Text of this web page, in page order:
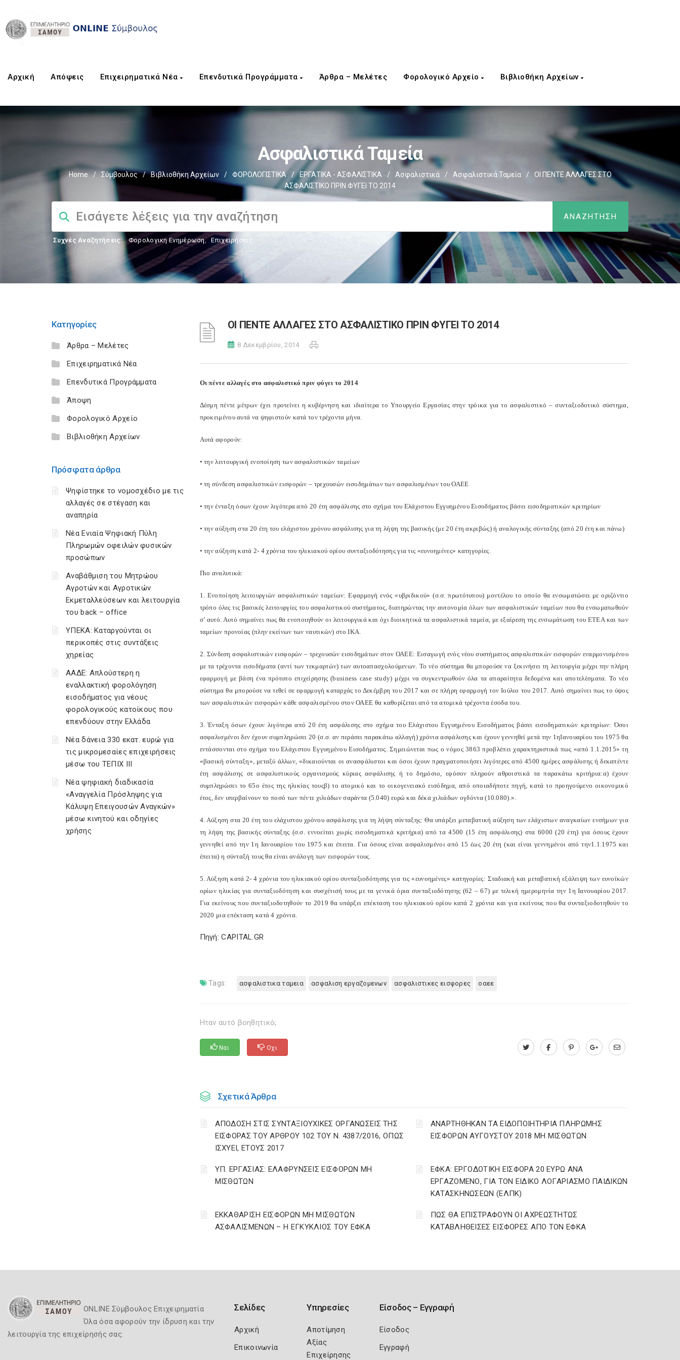
Αρχική Aπόψεις Επιχειρηματικά Νέα Επενδυτικά Προγράμματα Άρθρα – Μελέτες Φορολογικό Αρχείο Βιβλιοθήκη Αρχείων
Ασφαλιστικά Ταμεία
Home / Σύμβουλος / Βιβλιοθήκη Αρχείων / ΦΟΡΟΛΟΓΙΣΤΙΚΑ / ΕΡΓΑΤΙΚΑ - ΑΣΦΑΛΙΣΤΙΚΑ / Ασφαλιστικά / Ασφαλιστικά Ταμεία /
OΙ ΠΕΝΤΕ ΑΛΛΑΓΕΣ ΣΤΟ
ΑΣΦΑΛΙΣΤΙΚΟ ΠΡΙΝ ΦΥΓΕΙ ΤΟ 2014
Συχνές Αναζητήσεις: Φορολογικη Ενημέρωση, Επιχειρήσεις
Κατηγορίες
Άρθρα – Μελέτες
Επιχειρηματικά Νέα
Επενδυτικά Προγράμματα
Άποψη
Φορολογικό Αρχείο
Βιβλιοθήκη Αρχείων
Πρόσφατα άρθρα
Ψηφίστηκε το νομοσχέδιο με τις
αλλαγές σε στέγαση και
αναπηρία
Νέα Ενιαία Ψηφιακή Πύλη
Πληρωμών οφειλών φυσικών
προσώπων
Αναβάθμιση του Μητρώου
Αγροτών και Αγροτικών
Εκμεταλλεύσεων και λειτουργία
του back – office
ΥΠΕΚΑ: Καταργούνται οι
περικοπές στις συντάξεις
χηρείας
ΑΑΔΕ: Απλούστερη η
εναλλακτική φορολόγηση
εισοδήματος για νέους
φορολογικούς κατοίκους που
επενδύουν στην Ελλάδα
Νέα δάνεια 330 εκατ. ευρώ για
τις μικρομεσαίες επιχειρήσεις
μέσω του ΤΕΠΙΧ ΙΙΙ
Νέα ψηφιακή διαδικασία
«Αναγγελία Πρόσληψης για
Κάλυψη Επειγουσών Αναγκών»
μέσω κινητού και οδηγίες
χρήσης
OΙ ΠΕΝΤΕ ΑΛΛΑΓΕΣ ΣΤΟ ΑΣΦΑΛΙΣΤΙΚΟ ΠΡΙΝ ΦΥΓΕΙ ΤΟ 2014
8 Δεκεμβρίου, 2014
Oι πέντε αλλαγές στο ασφαλιστικό πριν φύγει το 2014
Δέσμη πέντε μέτρων έχει προτείνει η κυβέρνηση και ιδιαίτερα το Υπουργείο Εργασίας στην τρόικα για το ασφαλιστικό – συνταξιοδοτικό σύστημα,
προκειμένου αυτά να ψηφιστούν κατά τον τρέχοντα μήνα.
Αυτά αφορούν:
• την λειτουργική ενοποίηση των ασφαλιστικών ταμείων
• τη σύνδεση ασφαλιστικών εισφορών – τρεχουσών εισοδημάτων των ασφαλισμένων του ΟΑΕΕ
• την ένταξη όσων έχουν λιγότερα από 20 έτη ασφάλισης στο σχήμα του Ελάχιστου Εγγυημένου Εισοδήματος βάσει εισοδηματικών κριτηρίων
• την αύξηση στα 20 έτη του ελάχιστου χρόνου ασφάλισης για τη λήψη της βασικής (με 20 έτη ακριβώς) ή αναλογικής σύνταξης (από 20 έτη και πάνω)
• την αύξηση κατά 2- 4 χρόνια του ηλικιακού ορίου συνταξιοδότησης για τις «ευνοημένες» κατηγορίες.
Πιο αναλυτικά:
1. Ενοποίηση λειτουργιών ασφαλιστικών ταμείων: Εφαρμογή ενός «υβριδικού» (σ.σ. πρωτότυπου) μοντέλου το οποίο θα ενσωματώσει με οριζόντιο
τρόπο όλες τις βασικές λειτουργίες του ασφαλιστικού συστήματος, διατηρώντας την αυτονομία όλων των ασφαλιστικών ταμείων που θα ενσωματωθούν
σ’ αυτό. Αυτό σημαίνει πως θα ενοποιηθούν οι λειτουργικά και όχι διοικητικά τα ασφαλιστικά ταμεία, με εξαίρεση της ενσωμάτωση του ΕΤΕΑ και των
ταμείων προνοίας (πλην εκείνων των ναυτικών) στο ΙΚΑ.
2. Σύνδεση ασφαλιστικών εισφορών – τρεχουσών εισοδημάτων στον ΟΑΕΕ: Εισαγωγή ενός νέου συστήματος ασφαλιστικών εισφορών εναρμονισμένου
με τα τρέχοντα εισοδήματα (αντί των τεκμαρτών) των αυτοαπασχολούμενων. Το νέο σύστημα θα μπορούσε να ξεκινήσει τη λειτουργία μέχρι την πλήρη
εφαρμογή με βάση ένα πρότυπο επιχείρησης (business case study) μέχρι να συγκεντρωθούν όλα τα απαραίτητα δεδομένα και αποτελέσματα. Το νέο
σύστημα θα μπορούσε να τεθεί σε εφαρμογή καταρχάς το Δεκέμβρη του 2017 και σε πλήρη εφαρμογή τον Ιούλιο του 2017. Αυτό σημαίνει πως το ύψος
των ασφαλιστικών εισφορών κάθε ασφαλισμένου στον ΟΑΕΕ θα καθορίζεται από τα ατομικά τρέχοντα έσοδα του.
3. Ένταξη όσων έχουν λιγότερα από 20 έτη ασφάλισης στο σχήμα του Ελάχιστου Εγγυημένου Εισοδήματος βάσει εισοδηματικών κριτηρίων: Όσοι
ασφαλισμένοι δεν έχουν συμπληρώσει 20 (σ.σ. αν περάσει παρακάτω αλλαγή) χρόνια ασφάλισης και έχουν γεννηθεί μετά την 1ηΙανουαρίου του 1975 θα
εντάσσονται στο σχήμα του Ελάχιστου Εγγυημένου Εισοδήματος. Σημειώνεται πως ο νόμος 3863 προβλέπει χαρακτηριστικά πως «από 1.1.2015» τη
«βασική σύνταξη», μεταξύ άλλων, «δικαιούνται οι ανασφάλιστοι και όσοι έχουν πραγματοποιήσει λιγότερες από 4500 ημέρες ασφάλισης ή δεκαπέντε
έτη ασφάλισης σε ασφαλιστικούς οργανισμούς κύριας ασφάλισης ή το δημόσιο, εφόσον πληρούν αθροιστικά τα παρακάτω κριτήρια:α) έχουν
συμπληρώσει το 65ο έτος της ηλικίας τουςβ) το ατομικό και το οικογενειακό εισόδημα, από οποιαδήποτε πηγή, κατά το προηγούμενο οικονομικό
έτος, δεν υπερβαίνουν το ποσό των πέντε χιλιάδων σαράντα (5.040) ευρώ και δέκα χιλιάδων ογδόντα (10.080).».
4. Αύξηση στα 20 έτη του ελάχιστου χρόνου ασφάλισης για τη λήψη σύνταξης: Θα υπάρξει μεταβατική αύξηση των ελάχιστων αναγκαίων ενσήμων για
τη λήψη της βασικής σύνταξης (σ.σ. εννοείται χωρίς εισοδηματικά κριτήρια) από τα 4500 (15 έτη ασφάλισης) στα 6000 (20 έτη) για όσους έχουν
γεννηθεί από την 1η Ιανουαρίου του 1975 και έπειτα. Για όσους είναι ασφαλισμένοι από 15 έως 20 έτη (και είναι γεννημένοι από την1.1.1975 και
έπειτα) η σύνταξή τους θα είναι ανάλογη των εισφορών τους.
5. Αύξηση κατά 2- 4 χρόνια του ηλικιακού ορίου συνταξιοδότησης για τις «ευνοημένες» κατηγορίες: Σταδιακή και μεταβατική εξάλειψη των ευνοϊκών
ορίων ηλικίας για συνταξιοδότηση και συσχέτισή τους με τα γενικά όρια συνταξιοδότησης (62 – 67) με τελική ημερομηνία την 1η Ιανουαρίου 2017.
Για εκείνους που συνταξιοδοτηθούν το 2019 θα υπάρξει επέκταση του ηλικιακού ορίου κατά 2 χρόνια και για εκείνους που θα συνταξιοδοτηθούν το
2020 μια επέκταση κατά 4 χρόνια.
Πηγή: CAPITAL.GR
Tags: ασφαλιστικα ταμεια ασφαλιση εργαζομενων ασφαλιστικες εισφορες οαεε
Ηταν αυτό βοηθητικό;
Ναι Οχι
Σχετικά Άρθρα
ΑΠΟΔΟΣΗ ΣΤΙΣ ΣΥΝΤΑΞΙΟΥΧΙΚΕΣ ΟΡΓΑΝΩΣΕΙΣ ΤΗΣ
ΕΙΣΦΟΡΑΣ ΤΟΥ ΑΡΘΡΟΥ 102 ΤΟΥ Ν. 4387/2016, ΟΠΩΣ
ΙΣΧΥΕΙ, ΕΤΟΥΣ 2017
ΑΝΑΡΤΗΘΗΚΑΝ ΤΑ ΕΙΔΟΠΟΙΗΤΗΡΙΑ ΠΛΗΡΩΜΗΣ
ΕΙΣΦΟΡΩΝ ΑΥΓΟΥΣΤΟΥ 2018 ΜΗ ΜΙΣΘΩΤΩΝ
ΥΠ. ΕΡΓΑΣΙΑΣ: ΕΛΑΦΡΥΝΣΕΙΣ ΕΙΣΦΟΡΩΝ ΜΗ
ΜΙΣΘΩΤΩΝ
ΕΦΚΑ: ΕΡΓΟΔΟΤΙΚΗ ΕΙΣΦΟΡΑ 20 ΕΥΡΩ ΑΝΑ
ΕΡΓΑΖΟΜΕΝΟ, ΓΙΑ ΤΟΝ ΕΙΔΙΚΟ ΛΟΓΑΡΙΑΣΜΟ ΠΑΙΔΙΚΩΝ
ΚΑΤΑΣΚΗΝΩΣΕΩΝ (ΕΛΠΚ)
ΕΚΚΑΘΑΡΙΣΗ ΕΙΣΦΟΡΩΝ ΜΗ ΜΙΣΘΩΤΩΝ
ΑΣΦΑΛΙΣΜΕΝΩΝ – Η ΕΓΚΥΚΛΙΟΣ ΤΟΥ ΕΦΚΑ
ΠΩΣ ΘΑ ΕΠΙΣΤΡΑΦΟΥΝ ΟΙ ΑΧΡΕΩΣΤΗΤΩΣ
ΚΑΤΑΒΛΗΘΕΙΣΕΣ ΕΙΣΦΟΡΕΣ ΑΠΟ ΤΟΝ ΕΦΚΑ
ONLINE Σύμβουλος Επιχειρηματία
Όλα όσα αφορούν την ίδρυση και την
λειτουργία της επιχείρησής σας.
Σελίδες
Αρχική
Επικοινωνία
Υπηρεσίες
Αποτίμηση
Αξίας
Επιχείρησης
Είσοδος – Εγγραφή
Είσοδος
Εγγραφή